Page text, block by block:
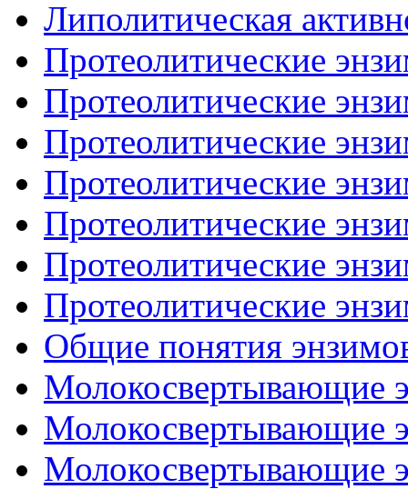
Липолитическая
Протеолитические
Протеолитические
Протеолитические
Протеолитические
Протеолитические
Протеолитические
Протеолитические
Общие понятия
Молокосвертывающие
Молокосвертывающие
Молокосвертывающие